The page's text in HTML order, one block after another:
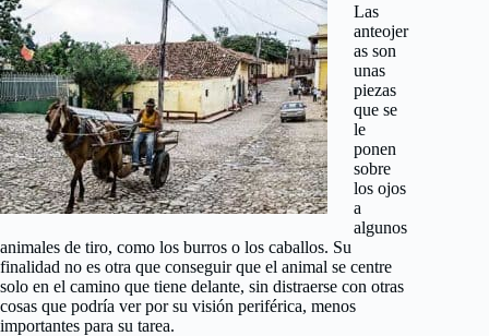
Las
anteojer
as son
unas
piezas
que se
le
ponen
sobre
los ojos
a
algunos
animales de tiro, como los burros o los caballos. Su
finalidad no es otra que conseguir que el animal se centre
solo en el camino que tiene delante, sin distraerse con otras
cosas que podría ver por su visión periférica, menos
importantes para su tarea.